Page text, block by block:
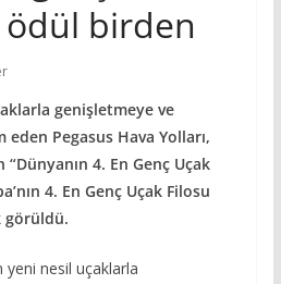
birden
genişletmeye ve
Pegasus Hava Yolları,
4. En Genç Uçak
4. En Genç Uçak Filosu
görüldü.
yeni nesil uçaklarla